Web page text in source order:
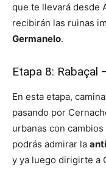
que te llevará desde
recibirán las ruinas
Germanelo.
Etapa 8: Rabaçal
En esta etapa,
pasando por
urbanas con
podrás admirar la
y ya luego dirigirte a